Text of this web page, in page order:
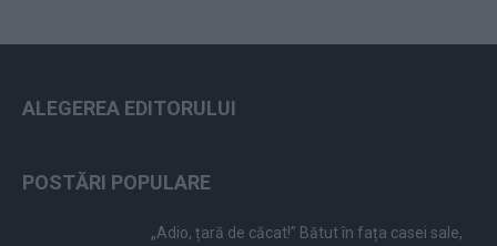
ALEGEREA EDITORULUI
POSTĂRI POPULARE
„Adio, țară de căcat!” Bătut în fața casei sale,